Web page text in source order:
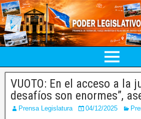
VUOTO: En el acceso a la
desafíos son enormes”,
Prensa Legislatura 04/12/2025